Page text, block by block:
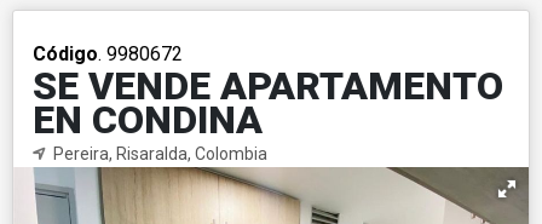
Código. 9980672
SE VENDE APARTAMENTO
EN CONDINA
Pereira, Risaralda, Colombia